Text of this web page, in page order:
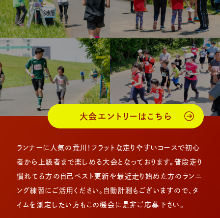
大会エントリーはこちら
ランナーに人気の荒川！フラットな走りやすいコースで初心
者から上級者まで楽しめる大会となっております。普段走り
慣れてる方の自己ベスト更新や最近走り始めた方のランニ
ング練習にご活用ください。自動計測もございますので、タ
イムを測定したい方もこの機会に是非ご応募下さい。